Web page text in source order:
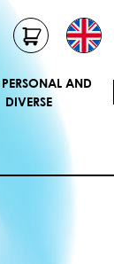
AND
DIVERSE